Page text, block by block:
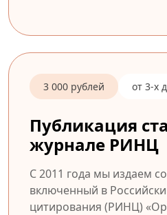
3 000 рублей от 3-х
Публикация
журнале РИНЦ
С 2011 года мы издаем
включенный в
цитирования (РИНЦ)